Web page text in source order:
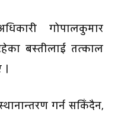
गोपालकुमार
बस्तीलाई तत्काल
गर्न सकिँदैन,